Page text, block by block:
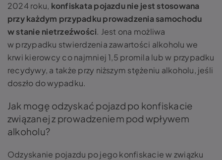
2024 roku, konfiskata pojazdu nie jest stosowana
przy każdym przypadku prowadzenia samochodu
w stanie nietrzeźwości. Jest ona możliwa
w przypadku stwierdzenia zawartości alkoholu we
krwi kierowcy co najmniej 1,5 promila lub w przypadku
recydywy, a także przy niższym stężeniu alkoholu, jeśli
doszło do wypadku.
Jak mogę odzyskać pojazd po konfiskacie
związanej z prowadzeniem pod wpływem
alkoholu?
Odzyskanie pojazdu po jego konfiskacie w związku